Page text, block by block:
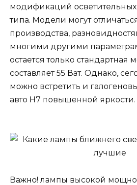
модификаций осветительных
типа. Модели могут
производства,
многими другими
остается только стандартная
составляет 55 Ват. Однако,
можно встретить и
авто H7 повышенной яркости.
Важно! лампы высокой